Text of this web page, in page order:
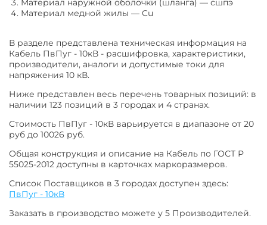
Материал наружной оболочки (шланга) — сшпэ
Материал медной жилы — Cu
В разделе представлена техническая информация на
Кабель ПвПуг - 10кВ - расшифровка, характеристики,
производители, аналоги и допустимые токи для
напряжения 10 кВ.
Ниже представлен весь перечень товарных позиций: в
наличии 123 позиций в 3 городах и 4 странах.
Стоимость ПвПуг - 10кВ варьируется в диапазоне от 20
руб до 10026 руб.
Общая конструкция и описание на Кабель по ГОСТ Р
55025-2012 доступны в карточках маркоразмеров.
Список Поставщиков в 3 городах доступен здесь:
ПвПуг - 10кВ
Заказать в производство можете у 5 Производителей.